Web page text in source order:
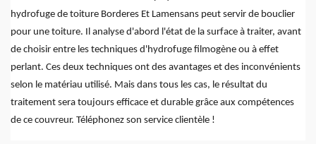
hydrofuge de toiture Borderes Et Lamensans peut servir de bouclier
pour une toiture. Il analyse d'abord l'état de la surface à traiter, avant
de choisir entre les techniques d'hydrofuge filmogène ou à effet
perlant. Ces deux techniques ont des avantages et des inconvénients
selon le matériau utilisé. Mais dans tous les cas, le résultat du
traitement sera toujours efficace et durable grâce aux compétences
de ce couvreur. Téléphonez son service clientèle !